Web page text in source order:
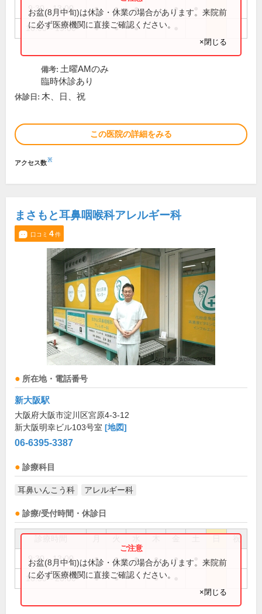
9:30～13:00 ● ● ● ●
16:00～19:00 ● ● ●
お盆(8月中旬)は休診・休業の場合があります。来院前
に必ず医療機関に直接ご確認ください。
×閉じる
備考: 土曜AMのみ
臨時休診あり
休診日: 木、日、祝
この医院の詳細をみる
アクセス数※
まさもと耳鼻咽喉科アレルギー科
口コミ 4件
所在地・電話番号
新大阪駅
大阪府大阪市淀川区宮原4-3-12
新大阪明幸ビル103号室 [地図]
06-6395-3387
診療科目
耳鼻いんこう科 アレルギー科
診療/受付時間・休診日
祝
9:30～13:00 ● ● ● ● ●
16:30～20:00 ● ● ●
お盆(8月中旬)は休診・休業の場合があります。来院前
に必ず医療機関に直接ご確認ください。
×閉じる